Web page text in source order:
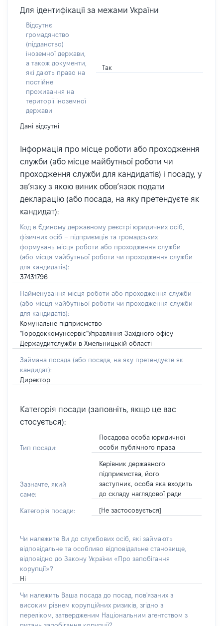
Для ідентифікації за межами України
Відсутнє
громадянство
(підданство)
іноземної держави,
а також документи,
які дають право на
постійне
проживання на
території іноземної
держави
Так
Дані відсутні
Інформація про місце роботи або проходження
служби (або місце майбутньої роботи чи
проходження служби для кандидатів) і посаду, у
зв’язку з якою виник обов’язок подати
декларацію (або посада, на яку претендуєте як
кандидат):
Код в Єдиному державному реєстрі юридичних осіб,
фізичних осіб – підприємців та громадських
формувань місця роботи або проходження служби
(або місця майбутньої роботи чи проходження служби
для кандидатів):
37431796
Найменування місця роботи або проходження служби
(або місця майбутньої роботи чи проходження служби
для кандидатів):
Комунальне підприємство
"Городоккомунсервіс"Управління Західного офісу
Держаудитслужби в Хмельницькій області
Займана посада (або посада, на яку претендуєте як
кандидат):
Директор
Категорія посади (заповніть, якщо це вас
стосується):
Тип посади:
Посадова особа юридичної
особи публічного права
Зазначте, який
саме:
Керівник державного
підприємства, його
заступник, особа яка входить
до складу наглядової ради
Категорія посади: [Не застосовується]
Чи належите Ви до службових осіб, які займають
відповідальне та особливо відповідальне становище,
відповідно до Закону України «Про запобігання
корупції»?
Ні
Чи належить Ваша посада до посад, пов'язаних з
високим рівнем корупційних ризиків, згідно з
переліком, затвердженим Національним агентством з